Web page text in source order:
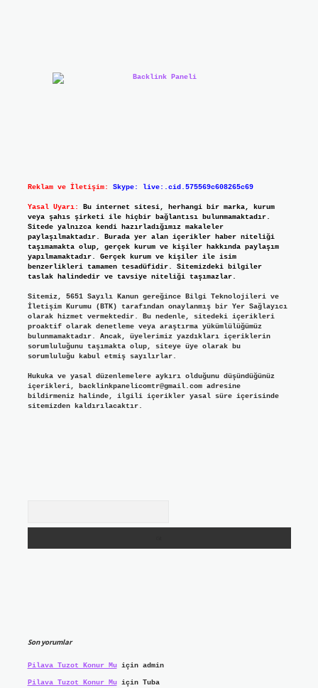
Reklam ve İletişim: Skype: live:.cid.575569c608265c69
Yasal Uyarı:
Bu internet sitesi, herhangi bir marka, kurum
veya şahıs şirketi ile hiçbir bağlantısı bulunmamaktadır.
Sitede yalnızca kendi hazırladığımız makaleler
paylaşılmaktadır. Burada yer alan içerikler haber niteliği
taşımamakta olup, gerçek kurum ve kişiler hakkında paylaşım
yapılmamaktadır. Gerçek kurum ve kişiler ile isim
benzerlikleri tamamen tesadüfidir. Sitemizdeki bilgiler
taslak halindedir ve tavsiye niteliği taşımazlar.
Sitemiz, 5651 Sayılı Kanun gereğince Bilgi Teknolojileri ve
İletişim Kurumu (BTK) tarafından onaylanmış bir Yer Sağlayıcı
olarak hizmet vermektedir. Bu nedenle, sitedeki içerikleri
proaktif olarak denetleme veya araştırma yükümlülüğümüz
bulunmamaktadır. Ancak, üyelerimiz yazdıkları içeriklerin
sorumluluğunu taşımakta olup, siteye üye olarak bu
sorumluluğu kabul etmiş sayılırlar.
Hukuka ve yasal düzenlemelere aykırı olduğunu düşündüğünüz
içerikleri, backlinkpanelicomtr@gmail.comadresine
bildirmeniz halinde, ilgili içerikler yasal süre içerisinde
sitemizden kaldırılacaktır.
Son yorumlar
Pilava Tuzot Konur Muiçin admin
Pilava Tuzot Konur Muiçin Tuba